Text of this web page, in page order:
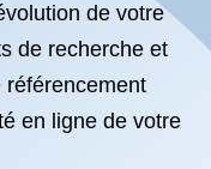
de votre
de recherche et
référencement
en ligne de votre